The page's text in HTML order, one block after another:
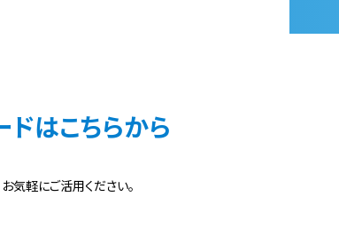
はこちらから
気軽にご活用ください。